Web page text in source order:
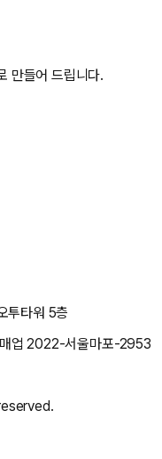
만들어 드립니다.
투타워 5층
업2022-서울마포-2953